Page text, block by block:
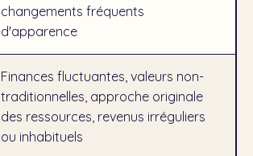
changements fréquents
d'apparence
Finances fluctuantes, valeurs non-
traditionnelles, approche originale
des ressources, revenus irréguliers
ou inhabituels